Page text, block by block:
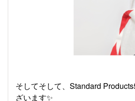
そしてそして、Standard
ざいます✨️